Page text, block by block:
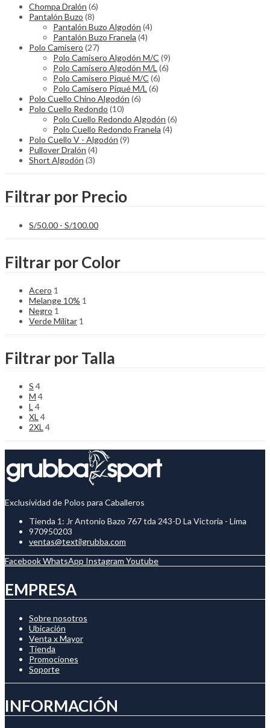
chosen
on
the
product
page
Chompa Dralón (6)
Pantalón Buzo (8)
Pantalón Buzo Algodón (4)
Pantalón Buzo Franela (4)
Polo Camisero (27)
Polo Camisero Algodón M/C (9)
Polo Camisero Algodón M/L (6)
Polo Camisero Piqué M/C (6)
Polo Camisero Piqué M/L (6)
Polo Cuello Chino Algodón (6)
Polo Cuello Redondo (10)
Polo Cuello Redondo Algodón (6)
Polo Cuello Redondo Franela (4)
Polo Cuello V - Algodón (9)
Pullover Dralón (4)
Short Algodón (3)
Filtrar por Precio
S/50.00 - S/100.00
Filtrar por Color
Acero 1
Melange 10% 1
Negro 1
Verde Militar 1
Filtrar por Talla
S 4
M 4
L 4
XL 4
2XL 4
Exclusividad de Polos para Caballeros
Tienda 1: Jr Antonio Bazo 767 tda 243-D La Victoria - Lima
970950203
ventas@textilgrubba.com
FacebookWhatsApp Instagram Youtube
EMPRESA
Sobre nosotros
Ubicación
Venta x Mayor
Tienda
Promociones
Soporte
INFORMACIÓN